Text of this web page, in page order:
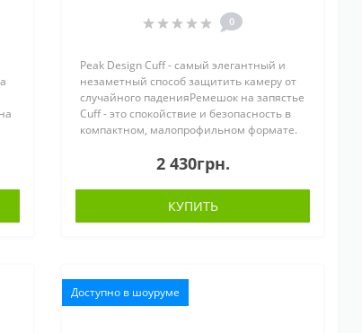
0
Peak Design Cuff - самый элегантный и
незаметный способ защитить камеру от
случайного паденияРемешок на запястье
Cuff - это спокойствие и безопасность в
компактном, малопрофильном формате.
камере, биноклю или дру..
2 430грн.
КУПИТЬ
Доступно в шоуруме